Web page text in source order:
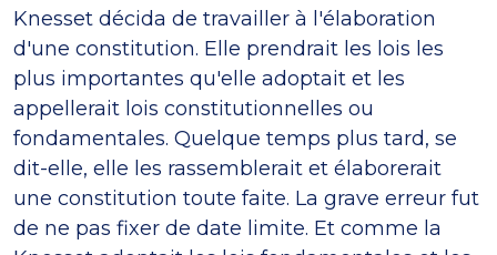
Knesset décida de travailler à l'élaboration
d'une constitution. Elle prendrait les lois les
plus importantes qu'elle adoptait et les
appellerait lois constitutionnelles ou
fondamentales. Quelque temps plus tard, se
dit-elle, elle les rassemblerait et élaborerait
une constitution toute faite. La grave erreur fut
de ne pas fixer de date limite. Et comme la